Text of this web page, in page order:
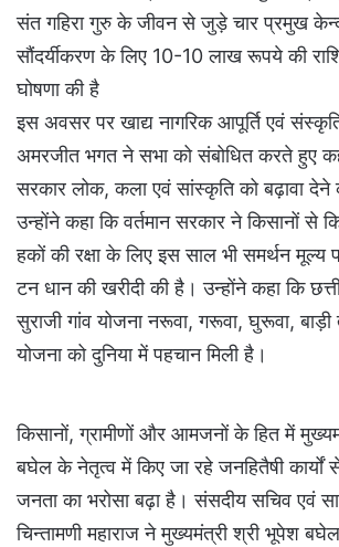
संत गहिरा गुरु के जीवन से जुड़े चार प्रमुख
सौंदर्यीकरण के लिए 10-10 लाख रूपये की
घोषणा की है
इस अवसर पर खाद्य नागरिक आपूर्ति एवं
अमरजीत भगत ने सभा को संबोधित करते हुए
सरकार लोक, कला एवं सांस्कृति को बढ़ावा देने
उन्होंने कहा कि वर्तमान सरकार ने किसानों से
हकों की रक्षा के लिए इस साल भी समर्थन मूल्य
टन धान की खरीदी की है। उन्होंने कहा कि
सुराजी गांव योजना नरूवा, गरूवा, घुरूवा, बाड़ी
योजना को दुनिया में पहचान मिली है।
किसानों, ग्रामीणों और आमजनों के हित में
बघेल के नेतृत्व में किए जा रहे जनहितैषी कार्यों
जनता का भरोसा बढ़ा है। संसदीय सचिव एवं
चिन्तामणी महाराज ने मुख्यमंत्री श्री भूपेश